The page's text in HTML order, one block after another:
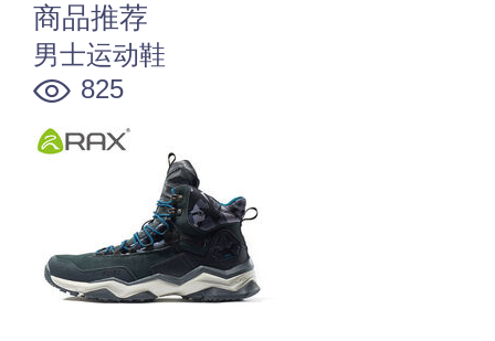
商品推荐
男士运动鞋
825